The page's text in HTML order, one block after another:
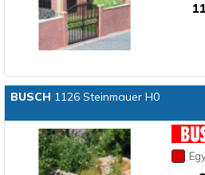
BUSCH 1126 Steinmauer H0